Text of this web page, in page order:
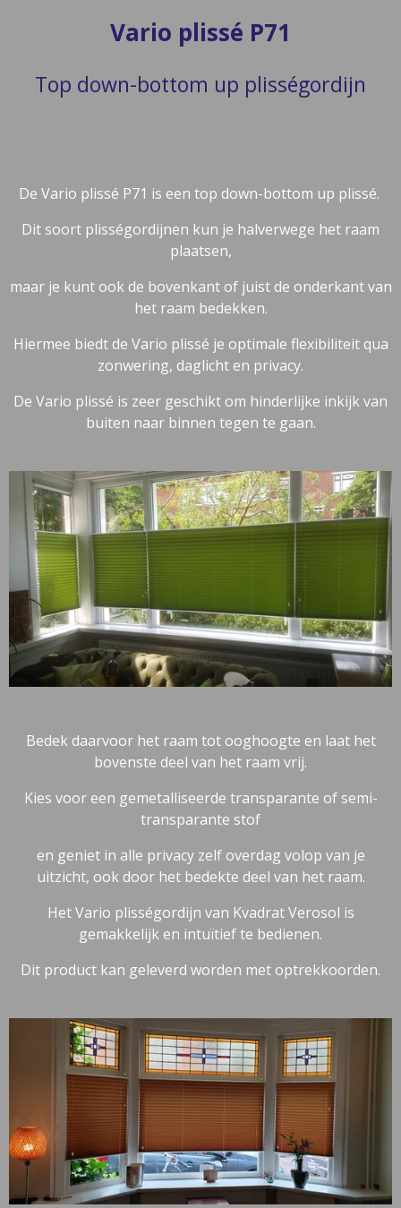
Vario plissé P71
Top down-bottom up plisségordijn
De Vario plissé P71 is een top down-bottom up plissé.
Dit soort plisségordijnen kun je halverwege het raam
plaatsen,
maar je kunt ook de bovenkant of juist de onderkant van
het raam bedekken.
Hiermee biedt de Vario plissé je optimale flexibiliteit qua
zonwering, daglicht en privacy.
De Vario plissé is zeer geschikt om hinderlijke inkijk van
buiten naar binnen tegen te gaan.
Bedek daarvoor het raam tot ooghoogte en laat het
bovenste deel van het raam vrij.
Kies voor een gemetalliseerde transparante of semi-
transparante stof
en geniet in alle privacy zelf overdag volop van je
uitzicht, ook door het bedekte deel van het raam.
Het Vario plisségordijn van Kvadrat Verosol is
gemakkelijk en intuïtief te bedienen.
Dit product kan geleverd worden met optrekkoorden.